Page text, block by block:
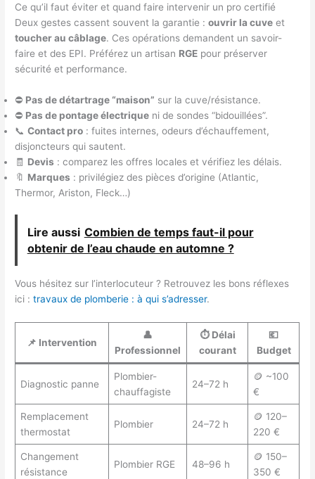
Ce qu’il faut éviter et quand faire intervenir un pro certifié
Deux gestes cassent souvent la garantie :ouvrir la cuve et
toucher au câblage. Ces opérations demandent un savoir-
faire et des EPI. Préférez un artisan RGE pour préserver
sécurité et performance.
⛔ Pas de détartrage “maison” sur la cuve/résistance.
⛔ Pas de pontage électrique ni de sondes “bidouillées”.
📞Contact pro : fuites internes, odeurs d’échauffement,
disjoncteurs qui sautent.
🧾 Devis : comparez les offres locales et vérifiez les délais.
🔖 Marques : privilégiez des pièces d’origine (Atlantic,
Thermor, Ariston, Fleck…)
Lire aussi Combien de temps faut-il pour
obtenir de l’eau chaude en automne ?
Vous hésitez sur l’interlocuteur ? Retrouvez les bons réflexes
ici :travaux de plomberie : à qui s’adresser.
📌 Intervention
👤
Professionnel
⏱️ Délai
courant
💶
Budget
Diagnostic panne
Plombier-
chauffagiste
24–72 h
🪙 ~100
€
Remplacement
thermostat
Plombier 24–72 h
🪙 120–
220 €
Changement
résistance
Plombier RGE 48–96 h
🪙 150–
350 €